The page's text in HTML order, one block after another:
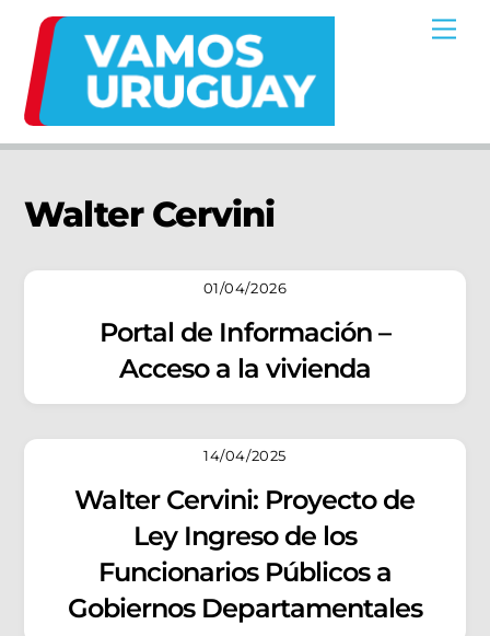
content
Walter Cervini
01/04/2026
Portal de Información –
Acceso a la vivienda
14/04/2025
Walter Cervini: Proyecto de
Ley Ingreso de los
Funcionarios Públicos a
Gobiernos Departamentales